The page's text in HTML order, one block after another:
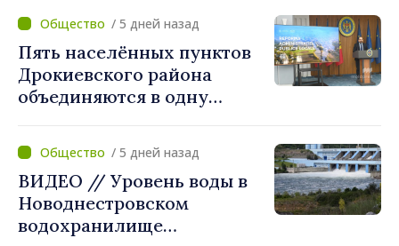
противодействия
дезинформации: «Мы
станем ориентиром для
построения более
сильного и устойчивого
/ 5 дней назад
Пять населённых пунктов
Дрокиевского района
объединяются в одну
укрупнение при поддержке
стимулирующих выплат
свыше 28 миллионов леев
от правительства
/ 5 дней назад
ВИДЕО // Уровень воды в
Новоднестровском
водохранилище